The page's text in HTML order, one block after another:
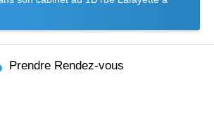
Prendre Rendez-vous